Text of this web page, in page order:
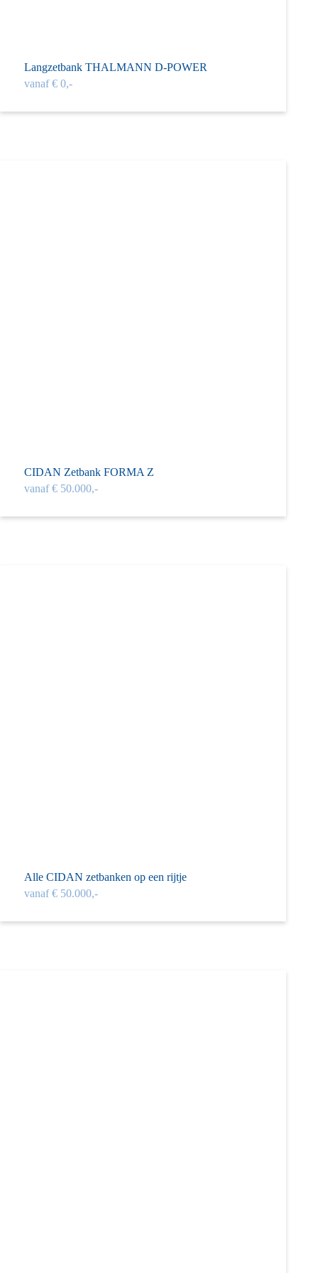
Langzet­bank THAL­MANN D-POWER
vanaf € 0,-
CIDAN Zetbank FORMA Z
vanaf € 50.000,-
Alle CIDAN zetbanken op een rijtje
vanaf € 50.000,-